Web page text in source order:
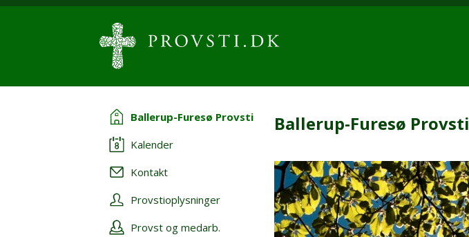
Ballerup-Furesø Provsti
Kalender
Kontakt
Provstioplysninger
Provst og medarb.
Ballerup-Furesø Provsti